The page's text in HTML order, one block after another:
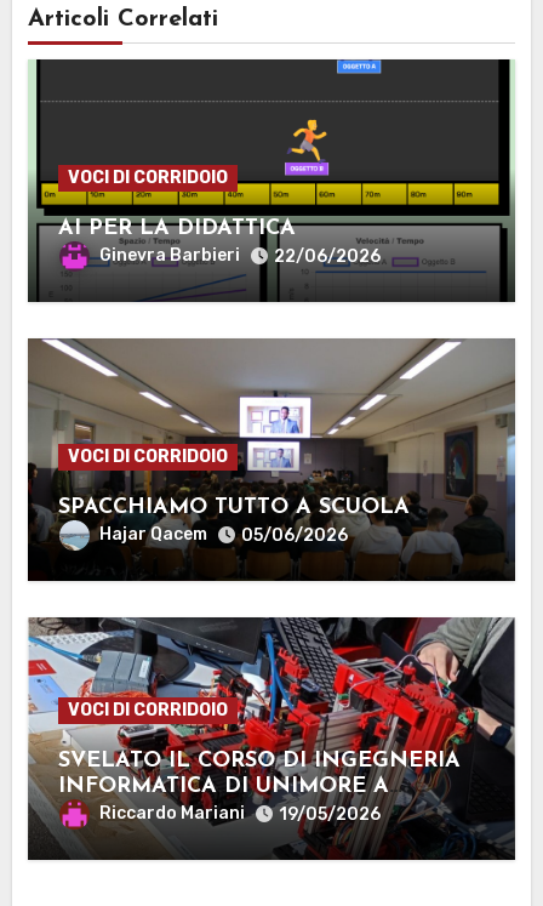
Articoli Correlati
VOCI DI CORRIDOIO
AI PER LA DIDATTICA
Ginevra Barbieri 22/06/2026
VOCI DI CORRIDOIO
SPACCHIAMO TUTTO A SCUOLA
Hajar Qacem 05/06/2026
VOCI DI CORRIDOIO
SVELATO IL CORSO DI INGEGNERIA
INFORMATICA DI UNIMORE A
MANTOVA
Riccardo Mariani 19/05/2026